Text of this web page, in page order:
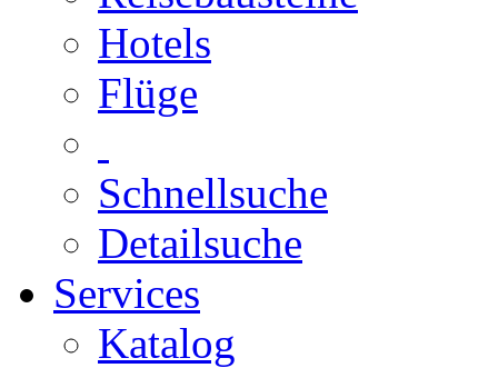
Hotels
Flüge
Schnellsuche
Detailsuche
Services
Katalog